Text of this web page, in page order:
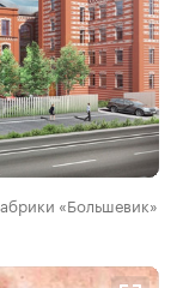
«Большевик»